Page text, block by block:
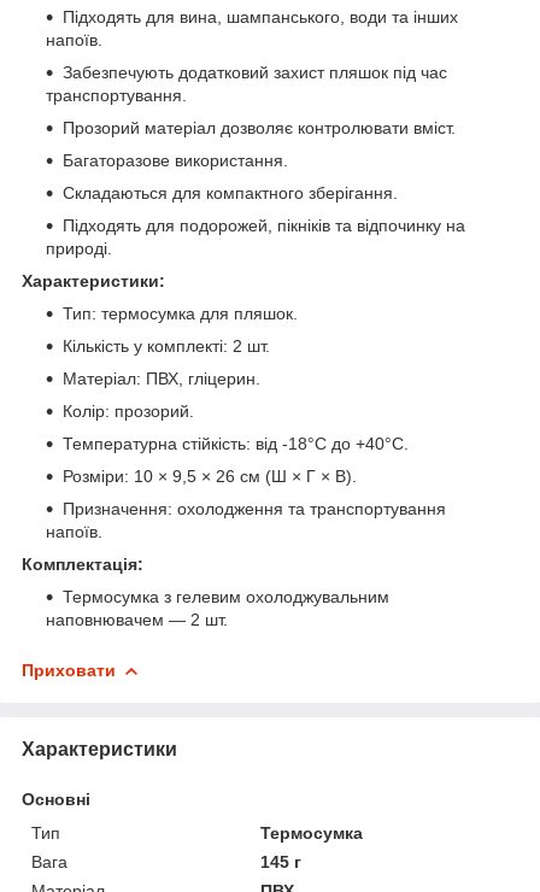
Підходять для вина, шампанського, води та інших
напоїв.
Забезпечують додатковий захист пляшок під час
транспортування.
Прозорий матеріал дозволяє контролювати вміст.
Багаторазове використання.
Складаються для компактного зберігання.
Підходять для подорожей, пікніків та відпочинку на
природі.
Характеристики:
Тип: термосумка для пляшок.
Кількість у комплекті: 2 шт.
Матеріал: ПВХ, гліцерин.
Колір: прозорий.
Температурна стійкість: від -18°C до +40°C.
Розміри: 10 × 9,5 × 26 см (Ш × Г × В).
Призначення: охолодження та транспортування
напоїв.
Комплектація:
Термосумка з гелевим охолоджувальним
наповнювачем — 2 шт.
Приховати
Характеристики
Основні
Тип
Термосумка
Вага
145 г